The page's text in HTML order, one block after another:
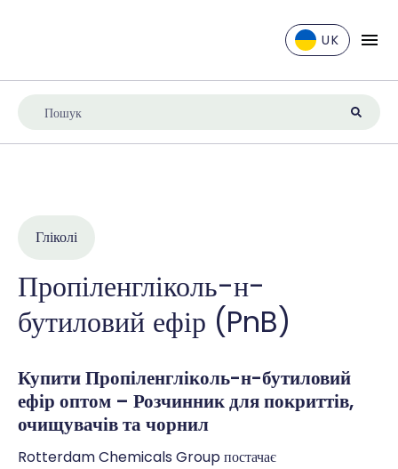
UK
Гліколі
Пропіленгліколь-н-
бутиловий ефір (PnB)
Купити Пропіленгліколь-н-бутиловий
ефір оптом – Розчинник для покриттів,
очищувачів та чорнил
Rotterdam Chemicals Group постачає